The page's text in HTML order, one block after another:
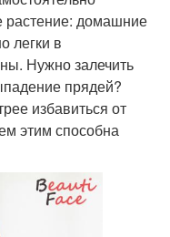
растение: домашние
легки в
Нужно залечить
прядей?
избавиться от
этим способна